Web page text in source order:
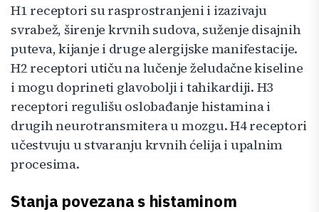
H1 receptori su rasprostranjeni i izazivaju
svrabež, širenje krvnih sudova, suženje disajnih
puteva, kijanje i druge alergijske manifestacije.
H2 receptori utiču na lučenje želudačne kiseline
i mogu doprineti glavobolji i tahikardiji. H3
receptori regulišu oslobađanje histamina i
drugih neurotransmitera u mozgu. H4 receptori
učestvuju u stvaranju krvnih ćelija i upalnim
procesima.
Stanja povezana s histaminom